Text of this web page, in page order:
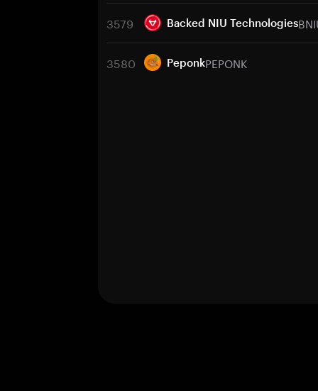
3579 Backed NIU Technologies
3580 PeponkPEPONK